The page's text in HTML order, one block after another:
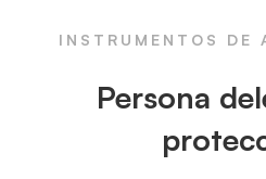
INSTRUMENTOS DE
Persona